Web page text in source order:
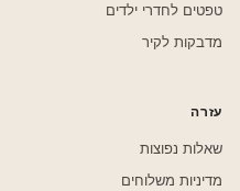
טפטים לחדרי ילדים
מדבקות לקיר
עזרה
שאלות נפוצות
מדיניות משלוחים